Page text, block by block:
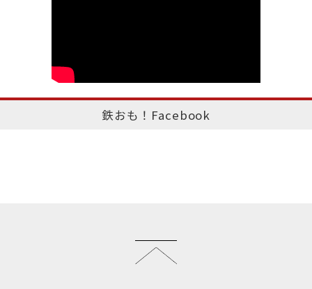
鉄おも！Facebook